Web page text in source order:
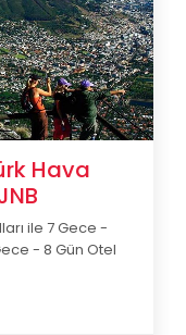
Hava
ile 7 Gece -
- 8 Gün Otel